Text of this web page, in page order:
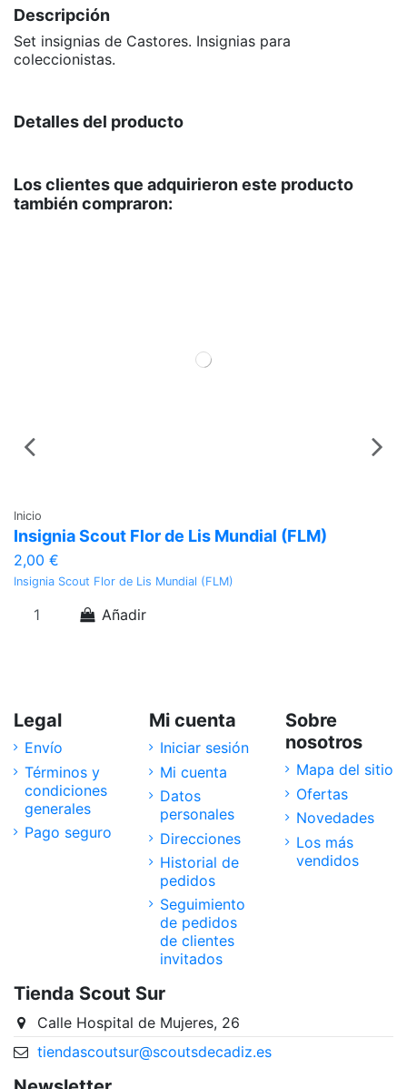
Descripción
Set insignias de Castores. Insignias para
coleccionistas.
Detalles del producto
Los clientes que adquirieron este producto
también compraron:
Inicio
Insignia Scout Flor de Lis Mundial (FLM)
2,00 €
Insignia Scout Flor de Lis Mundial (FLM)
Añadir
Legal
Envío
Términos y
condiciones
generales
Pago seguro
Mi cuenta
Iniciar sesión
Mi cuenta
Datos
personales
Direcciones
Historial de
pedidos
Seguimiento
de pedidos
de clientes
invitados
Sobre
nosotros
Mapa del sitio
Ofertas
Novedades
Los más
vendidos
Tienda Scout Sur
Calle Hospital de Mujeres, 26
tiendascoutsur@scoutsdecadiz.es